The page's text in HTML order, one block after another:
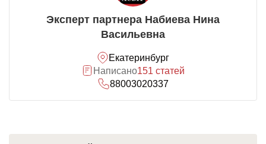
Эксперт партнера Набиева Нина
Васильевна
Екатеринбург
Написано151 статей
88003020337